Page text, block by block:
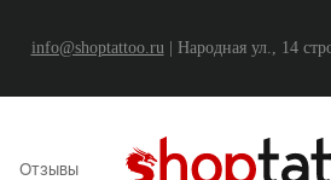
info@shoptattoo.ru| Народная ул., 14
Отзывы